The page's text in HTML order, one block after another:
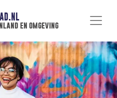
en omgeving